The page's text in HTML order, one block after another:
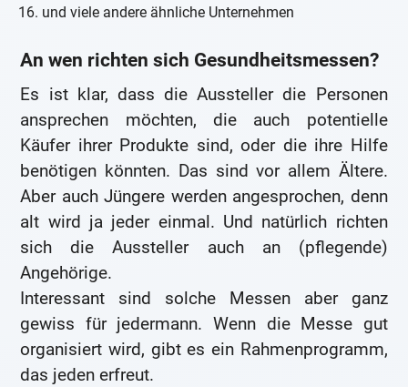
und viele andere ähnliche Unternehmen
An wen richten sich Gesundheitsmessen?
Es ist klar, dass die Aussteller die Personen
ansprechen möchten, die auch potentielle
Käufer ihrer Produkte sind, oder die ihre Hilfe
benötigen könnten. Das sind vor allem Ältere.
Aber auch Jüngere werden angesprochen, denn
alt wird ja jeder einmal. Und natürlich richten
sich die Aussteller auch an (pflegende)
Angehörige.
Interessant sind solche Messen aber ganz
gewiss für jedermann. Wenn die Messe gut
organisiert wird, gibt es ein Rahmenprogramm,
das jeden erfreut.